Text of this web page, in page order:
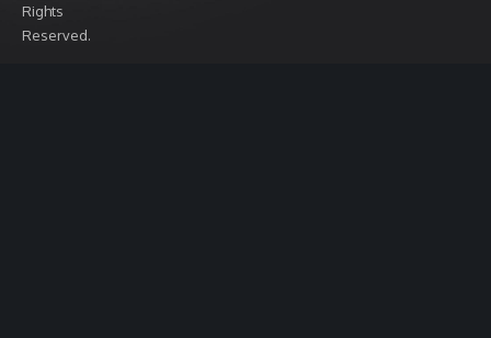
Rights
Reserved.